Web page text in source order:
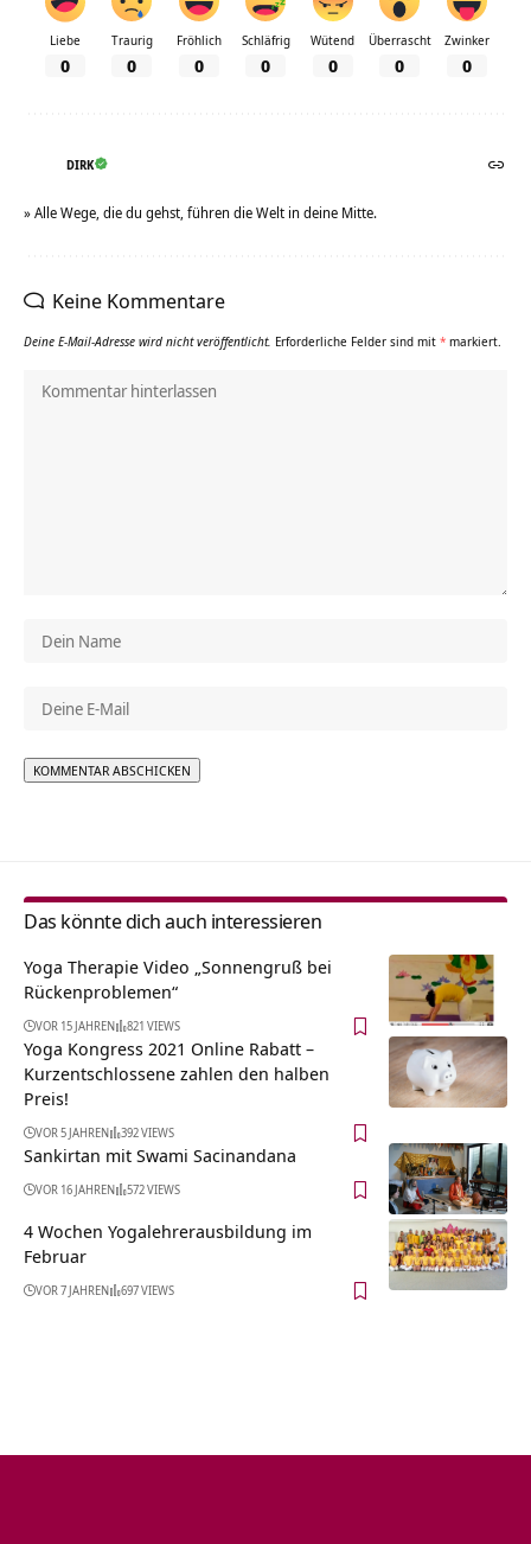
Liebe
0
Traurig
0
Fröhlich
0
Schläfrig
0
Wütend
0
Überrascht
0
Zwinker
0
DIRK
» Alle Wege, die du gehst, führen die Welt in deine Mitte.
Keine Kommentare
Deine E-Mail-Adresse wird nicht veröffentlicht. Erforderliche Felder sind mit * markiert.
Das könnte dich auch interessieren
Yoga Therapie Video „Sonnengruß bei
Rückenproblemen“
VOR 15 JAHREN 821 VIEWS
Yoga Kongress 2021 Online Rabatt –
Kurzentschlossene zahlen den halben
Preis!
VOR 5 JAHREN 392 VIEWS
Sankirtan mit Swami Sacinandana
VOR 16 JAHREN 572 VIEWS
4 Wochen Yogalehrerausbildung im
Februar
VOR 7 JAHREN 697 VIEWS